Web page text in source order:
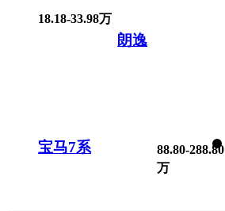
18.18-33.98万
朗逸
宝马7系
88.80-288.80
万